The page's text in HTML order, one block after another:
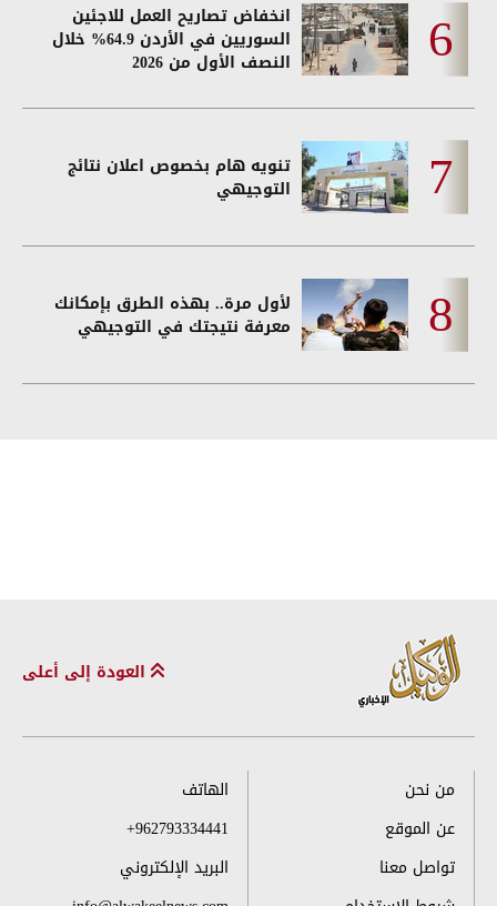
انخفاض تصاريح العمل للاجئين
السوريين في الأردن 64.9% خلال
النصف الأول من 2026
تنويه هام بخصوص اعلان نتائج
التوجيهي
لأول مرة.. بهذه الطرق بإمكانك
معرفة نتيجتك في التوجيهي
العودة إلى أعلى
من نحن
عن الموقع
تواصل معنا
الهاتف
+962793334441
البريد الإلكتروني